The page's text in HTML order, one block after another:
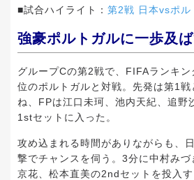
■試合ハイライト： 第2戦 日本vsポル
強豪ポルトガルに一歩及
グループCの第2戦で、FIFAランキ
位のポルトガルと対戦。先発は第1
ね、FPは江口未珂、池内天紀、追野
1stセットに入った。
攻め込まれる時間がありながらも、
撃でチャンスを伺う。3分に中村み
京花、松本直美の2ndセットを投入